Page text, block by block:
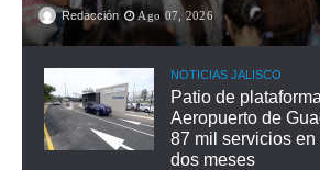
Redacción Ago 07, 2026
NOTICIAS JALISCO
Patio de
Aeropuerto de
87 mil servicios
dos meses